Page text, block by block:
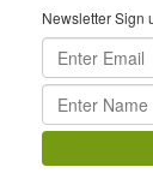
Newsletter Sign